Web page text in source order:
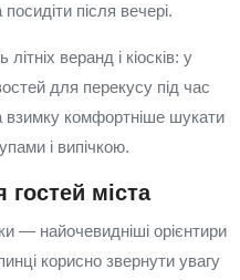
після вечері.
веранд і кіосків: у
для перекусу під час
взимку комфортніше шукати
і випічкою.
гостей міста
— найочевидніші орієнтири
корисно звернути увагу